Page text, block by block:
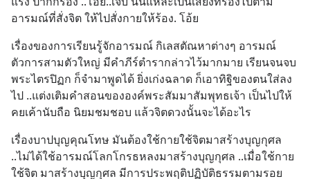
อารมณ์ที่สั่งจิต ให้ไปสั่งกายให้ร้อง. โอ้ย
เรื่องของการเรียนรู้จักอารมณ์ กิเลสตัณหาต่างๆ อารมณ์
ตัวการสามตัวใหญ่ มีคำภีร์ตำรากล่าวไว้มากมาย เรียนจนจบ
พระไตรปิฏก ก็จำมาพูดได้ ยิ่งเก่งฉลาด ก็เอาทิฐิของตนใส่ลง
ไป ..แต่งเติมคำสอนขององค์พระสัมมาสัมพุทธเจ้า เป็นไปให้
คยเค้านับถือ นิยมชมชอบ แล้วจิตดวงนั้นจะได้อะไร
เรื่องบาปบุญคุณโทษ มันต้องใช้กายใช้จิตมาสร้างบุญกุศล
..ไม่ได้ใช้อารมณ์โลกโกรธหลงมาสร้างบุญกุศล ..เมื่อใช้กาย
ใช้จิต มาสร้างบุญกุศล มีการประพฤติปฏิบัติธรรมตามรอย